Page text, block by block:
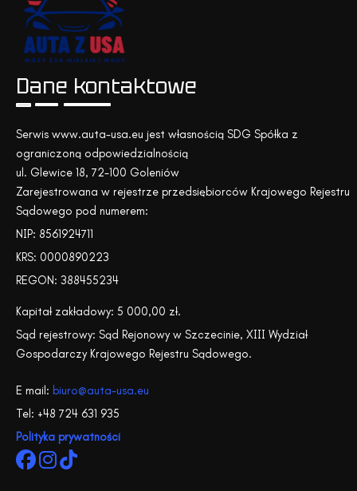
Dane kontaktowe
Serwis www.auta-usa.eu jest własnością SDG Spółka z
ograniczoną odpowiedzialnością
ul. Glewice 18, 72-100 Goleniów
Zarejestrowana w rejestrze przedsiębiorców Krajowego Rejestru
Sądowego pod numerem:
NIP: 8561924711
KRS: 0000890223
REGON: 388455234
Kapitał zakładowy: 5 000,00 zł.
Sąd rejestrowy: Sąd Rejonowy w Szczecinie, XIII Wydział
Gospodarczy Krajowego Rejestru Sądowego.
E mail: biuro@auta-usa.eu
Tel: +48 724 631 935
Polityka prywatności